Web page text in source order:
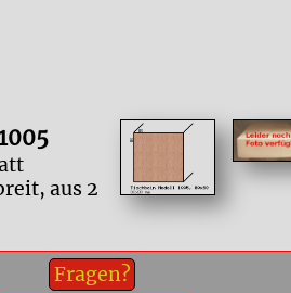
aus 2
Fragen?